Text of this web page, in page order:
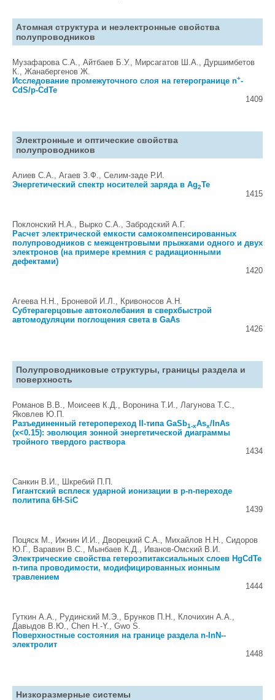
Атомная структура и неэлектронные свойства
полупроводников
Музафарова С.А., Айтбаев Б.У., Мирсагатов Ш.А., Дуршимбетов
К., Жанабергенов Ж.
Исследование промежуточного слоя на гетерогранице n+-
CdS/p-CdTe
1409
Электронные и оптические свойства
полупроводников
Алиев С.А., Агаев З.Ф., Селим-заде Р.И.
Энергетический спектр носителей заряда в Ag2Te
1415
Поклонский Н.А., Вырко С.А., Забродский А.Г.
Расчет электрической емкости самокомпенсированных
полупроводников с межцентровыми прыжками одного и двух
электронов (на примере кремния с радиационными
дефектами)
1420
Агеева Н.Н., Броневой И.Л., Кривоносов А.Н.
Субтерагерцовые автоколебания в сверхбыстрой
автомодуляции поглощения света в GaAs
1426
Полупроводниковые структуры, границы раздела и
поверхность
Романов В.В., Моисеев К.Д., Воронина Т.И., Лагунова Т.С.,
Яковлев Ю.П.
Разъединенный гетеропереход II-типа GaSb1-xAsx/InAs
(x<0.15): эволюция зонной энергетической диаграммы
тройного твердого раствора
1434
Санкин В.И., Шкребий П.П.
Гигантский всплеск ударной ионизации в p-n-переходе
политипа 6H-SiC
1439
Поцяск М., Ижнин И.И., Дворецкий С.А., Михайлов Н.Н., Сидоров
Ю.Г., Варавин В.С., Мынбаев К.Д., Иванов-Омский В.И.
Электрические свойства гетероэпитаксиальных слоев HgCdTe
n-типа проводимости, модифицированных ионным
травлением
1444
Гуткин А.А., Рудинский М.Э., Брунков П.Н., Клочихин А.А.,
Давыдов В.Ю., Chen H.-Y., Gwo S.
Поверхностные состояния на границе раздела n-InN--
электролит
1448
Низкоразмерные системы